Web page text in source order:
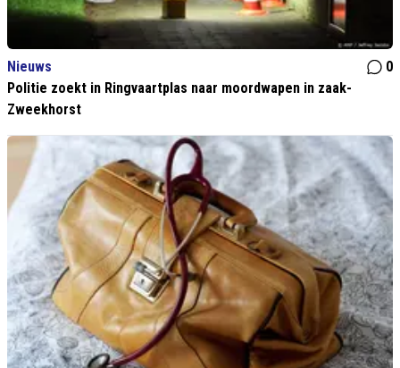
Nieuws
0
Politie zoekt in Ringvaartplas naar moordwapen in zaak-
Zweekhorst